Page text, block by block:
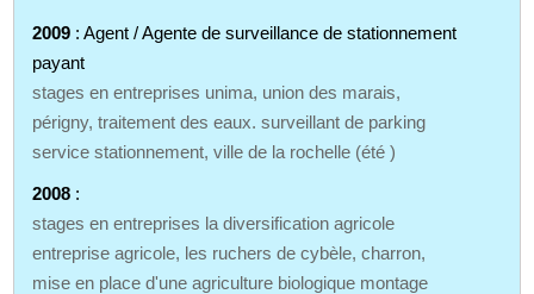
2009 : Agent / Agente de surveillance de stationnement
payant
stages en entreprises unima, union des marais,
périgny, traitement des eaux. surveillant de parking
service stationnement, ville de la rochelle (été )
2008 :
stages en entreprises la diversification agricole
entreprise agricole, les ruchers de cybèle, charron,
mise en place d'une agriculture biologique montage